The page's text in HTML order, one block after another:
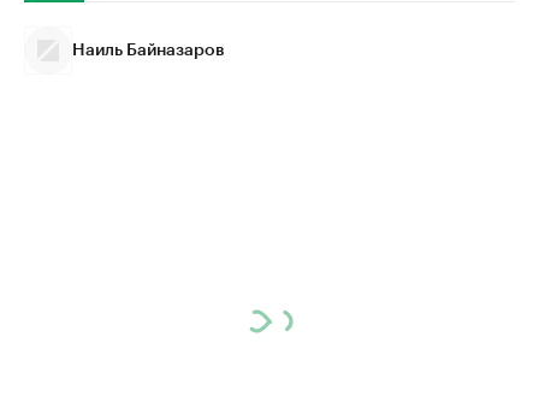
Наиль Байназаров